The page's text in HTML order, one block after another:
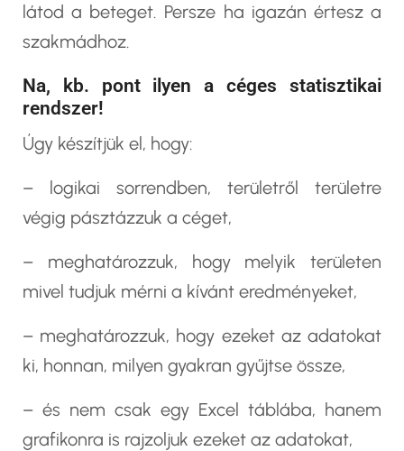
látod a beteget. Persze ha igazán értesz a
szakmádhoz.
Na, kb. pont ilyen a céges statisztikai
rendszer!
Úgy készítjük el, hogy:
– logikai sorrendben, területről területre
végig pásztázzuk a céget,
– meghatározzuk, hogy melyik területen
mivel tudjuk mérni a kívánt eredményeket,
– meghatározzuk, hogy ezeket az adatokat
ki, honnan, milyen gyakran gyűjtse össze,
– és nem csak egy Excel táblába, hanem
grafikonra is rajzoljuk ezeket az adatokat,